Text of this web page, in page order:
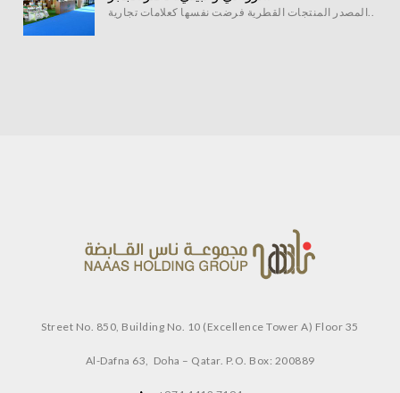
Street No. 850, Building No. 10 (Excellence Tower A) Floor 35
Al-Dafna 63, Doha – Qatar. P.O. Box: 200889